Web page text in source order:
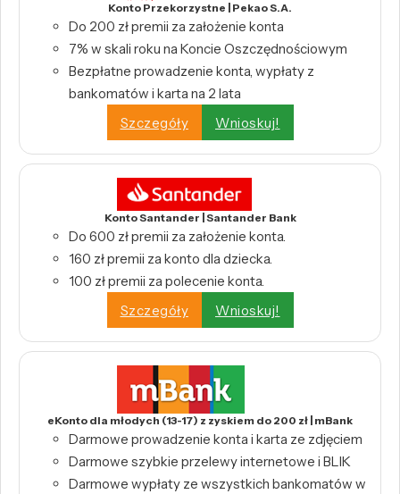
Konto Przekorzystne | Pekao S.A.
Do 200 zł premii za założenie konta
7% w skali roku na Koncie Oszczędnościowym
Bezpłatne prowadzenie konta, wypłaty z
bankomatów i karta na 2 lata
Szczegóły
Wnioskuj!
Konto Santander | Santander Bank
Do 600 zł premii za założenie konta.
160 zł premii za konto dla dziecka.
100 zł premii za polecenie konta.
Szczegóły
Wnioskuj!
eKonto dla młodych (13-17) z zyskiem do 200 zł | mBank
Darmowe prowadzenie konta i karta ze zdjęciem
Darmowe szybkie przelewy internetowe i BLIK
Darmowe wypłaty ze wszystkich bankomatów w